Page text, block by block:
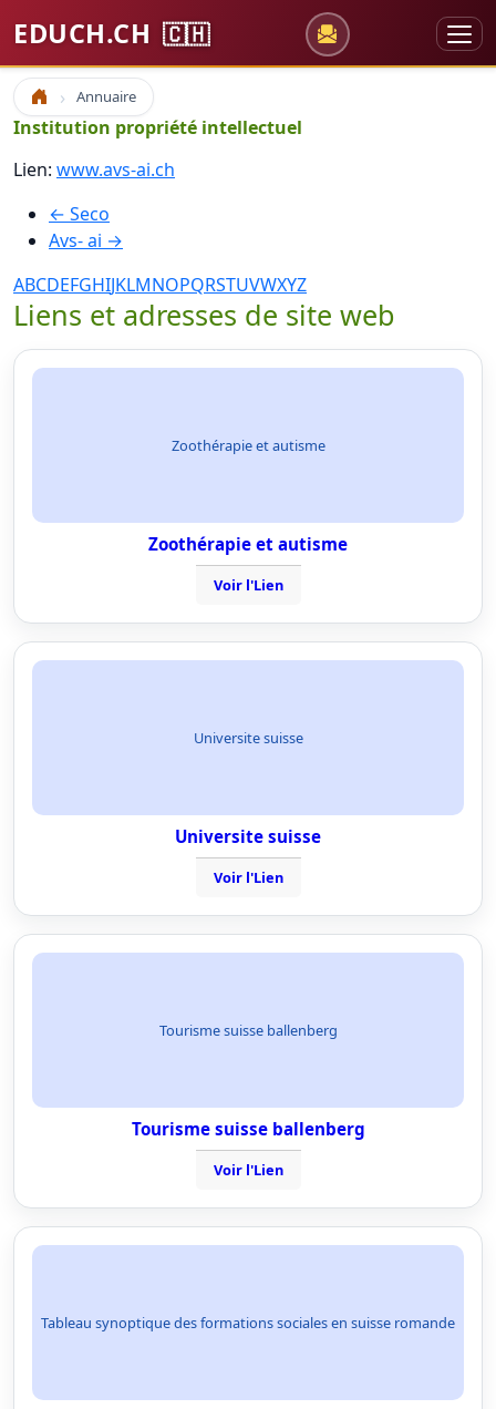
EDUCH.CH 🇨🇭
Accueil Annuaire
Institution propriété intellectuel
Lien: www.avs-ai.ch
← Seco
Avs- ai →
ABCDEFGHIJKLMNOPQRSTUVWXYZ
Liens et adresses de site web
Zoothérapie et autisme
Zoothérapie et autisme
Voir l'Lien
Universite suisse
Universite suisse
Voir l'Lien
Tourisme suisse ballenberg
Tourisme suisse ballenberg
Voir l'Lien
Tableau synoptique des formations sociales en suisse romande